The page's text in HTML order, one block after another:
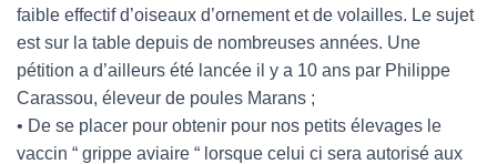
faible effectif d’oiseaux d’ornement et de volailles. Le sujet
est sur la table depuis de nombreuses années. Une
pétition a d’ailleurs été lancée il y a 10 ans par Philippe
Carassou, éleveur de poules Marans ;
• De se placer pour obtenir pour nos petits élevages le
vaccin “ grippe aviaire “ lorsque celui ci sera autorisé aux